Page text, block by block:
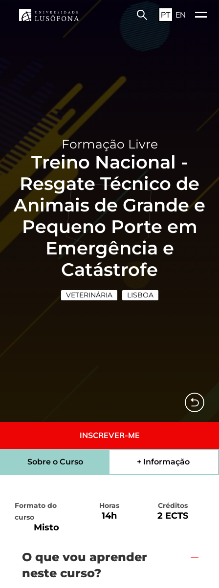
PT EN
Formação Livre
Treino Nacional -
Resgate Técnico de
Animais de Grande e
Pequeno Porte em
Emergência e
Catástrofe
VETERINÁRIA LISBOA
INSCREVER-ME
Sobre o Curso + Informação
Formato do
curso
Misto
Horas
14h
Créditos
2 ECTS
O que vou aprender
neste curso?